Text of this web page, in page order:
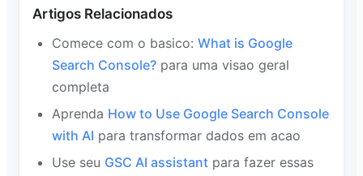
Artigos Relacionados
Comece com o basico: What is Google
Search Console? para uma visao geral
completa
Aprenda How to Use Google Search Console
with AI para transformar dados em acao
Use seu GSC AI assistant para fazer essas